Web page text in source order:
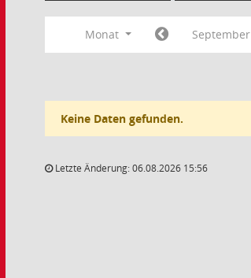
Monat September
Keine Daten gefunden.
Letzte Änderung: 06.08.2026 15:56